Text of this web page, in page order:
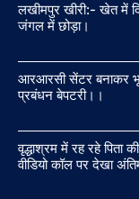
लखीमपुर खीरी:- खेत में
जंगल में छोड़ा।
आरआरसी सेंटर बनाकर
प्रबंधन बेपटरी।।
वृद्धाश्रम में रह रहे पिता
वीडियो कॉल पर देखा